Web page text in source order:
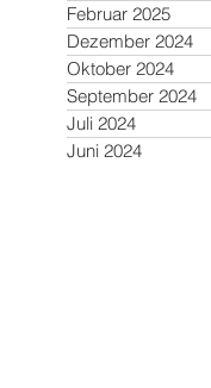
Februar 2025
Dezember 2024
Oktober 2024
September 2024
Juli 2024
Juni 2024